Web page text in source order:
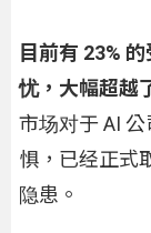
目前有 23%
忧，大幅超越
市场对于 AI
惧，已经正式
隐患。